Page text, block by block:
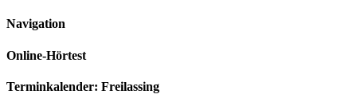
Navigation
Online-Hörtest
Terminkalender: Freilassing